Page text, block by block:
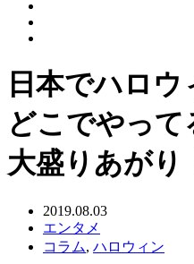
日本でハロ
どこでやっ
大盛りあがり
2019.08.03
エンタメ
コラム, ハロウィン